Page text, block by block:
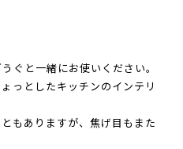
ぐと一緒にお使いください。
っとしたキッチンのインテリ
もありますが、焦げ目もまた